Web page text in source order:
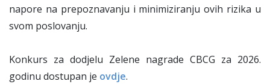
napore na prepoznavanju i minimiziranju ovih rizika u
svom poslovanju.
Konkurs za dodjelu Zelene nagrade CBCG za 2026.
godinu dostupan je ovdje.